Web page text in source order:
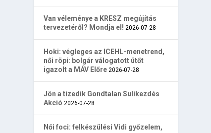
Van véleménye a KRESZ megújítás
tervezetéről? Mondja el! 2026-07-28
Hoki: végleges az ICEHL-menetrend,
női röpi: bolgár válogatott ütőt
igazolt a MÁV Előre 2026-07-28
Jön a tizedik Gondtalan Sulikezdés
Akció 2026-07-28
Női foci: felkészülési Vidi győzelem,